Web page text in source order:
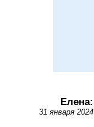
Елена:
31 января 2024